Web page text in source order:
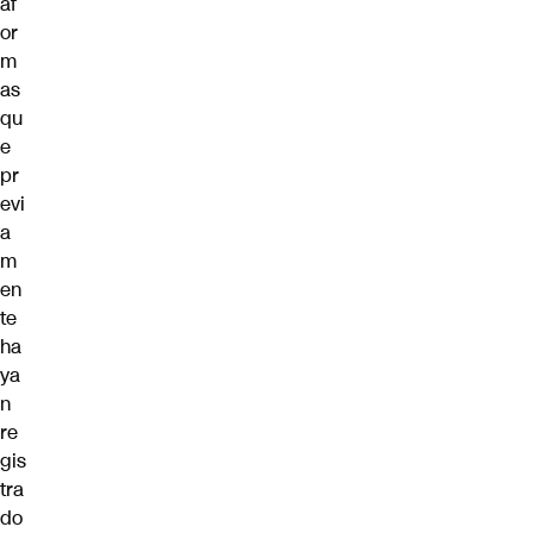
or
m
as
qu
e
pr
evi
a
m
en
te
ha
ya
n
re
gis
tra
do